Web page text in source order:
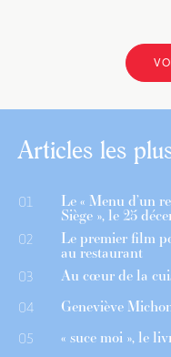
Articles les
01 Le « Menu d’un
Siège », le 25
02 Le premier film
au restaurant
03 Au cœur de la
04 Geneviève
05 « suce moi », le